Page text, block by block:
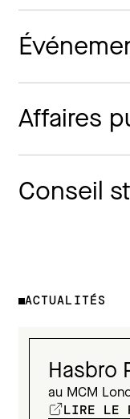
Affaires
Conseil
ACTUALITÉS
Hasbro
au MCM
LIRE LE